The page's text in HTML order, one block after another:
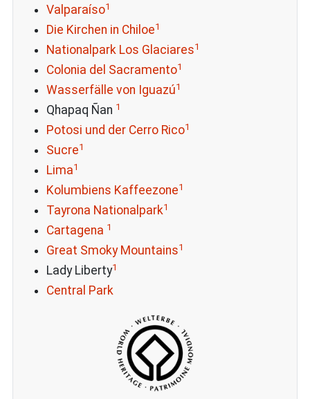
Valparaíso1
Die Kirchen in Chiloe1
Nationalpark Los Glaciares1
Colonia del Sacramento1
Wasserfälle von Iguazú1
Qhapaq Ñan 1
Potosi und der Cerro Rico1
Sucre1
Lima1
Kolumbiens Kaffeezone1
Tayrona Nationalpark1
Cartagena 1
Great Smoky Mountains1
Lady Liberty1
Central Park